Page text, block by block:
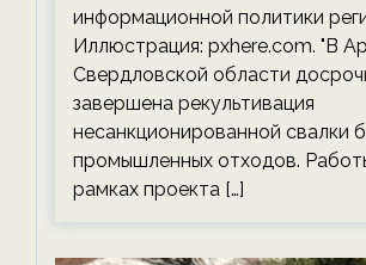
информационной политики
Иллюстрация: pxhere.com. "В
Свердловской области
завершена рекультивация
несанкционированной свалки
промышленных отходов.
рамках проекта […]